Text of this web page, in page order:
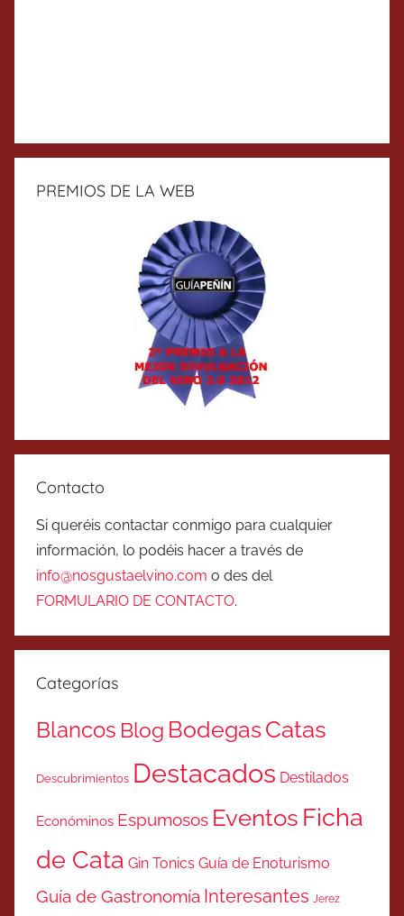
PREMIOS DE LA WEB
Contacto
Si queréis contactar conmigo para cualquier
información, lo podéis hacer a través de
info@nosgustaelvino.com o des del
FORMULARIO DE CONTACTO.
Categorías
Blancos Blog BodegasCatas
Descubrimientos Destacados Destilados
Económinos Espumosos Eventos Ficha
de Cata Gin Tonics Guía de Enoturismo
Guía de Gastronomía Interesantes Jerez